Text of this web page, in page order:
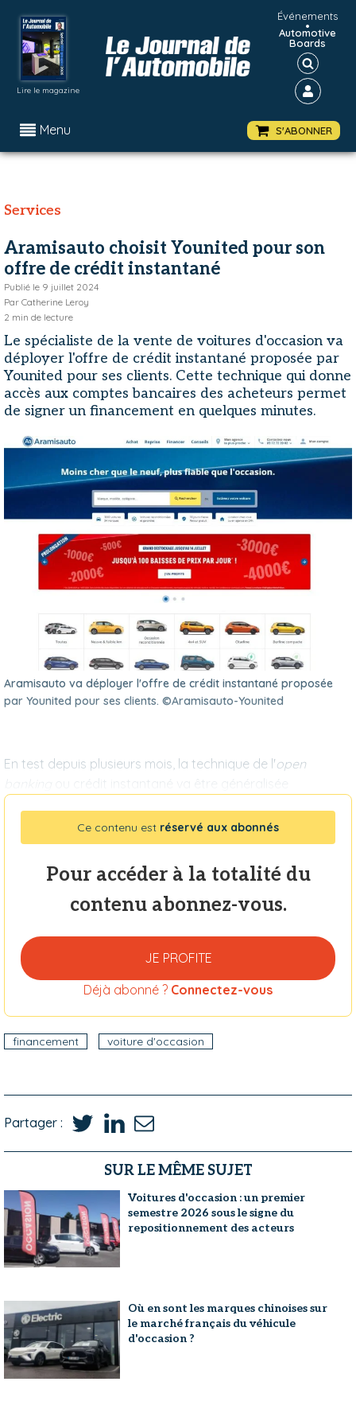
Lire le magazine
Événements
•
Automotive
Boards
Menu S'ABONNER
Services
Aramisauto choisit Younited pour son
offre de crédit instantané
Publié le 9 juillet 2024
Par Catherine Leroy
2 min de lecture
Le spécialiste de la vente de voitures d'occasion va
déployer l'offre de crédit instantané proposée par
Younited pour ses clients. Cette technique qui donne
accès aux comptes bancaires des acheteurs permet
de signer un financement en quelques minutes.
Aramisauto va déployer l'offre de crédit instantané proposée
par Younited pour ses clients. ©Aramisauto-Younited
En test depuis plusieurs mois, la technique de l'open
ou crédit instantané va être généralisée
Ce contenu est réservé aux abonnés
Pour accéder à la totalité du
contenu abonnez-vous.
JE PROFITE
Déjà abonné ? Connectez-vous
financement voiture d'occasion
Partager :
SUR LE MÊME SUJET
Voitures d'occasion : un premier
semestre 2026 sous le signe du
repositionnement des acteurs
Où en sont les marques chinoises sur
le marché français du véhicule
d'occasion ?